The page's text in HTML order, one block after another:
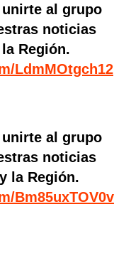
al grupo
noticias
Región.
LdmMOtgch12
al grupo
noticias
la Región.
Bm85uxTOV0v